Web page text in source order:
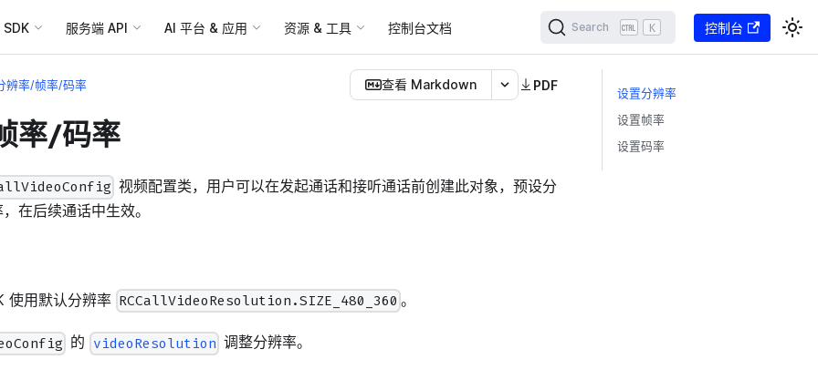
服务端 API AI 平台 & 应用 资源 & 工具 控制台文档 Search K 控制台
辨率/帧率/码率 查看 Markdown PDF
率/码率
视频配置类，用户可以在发起通话和接听通话前创建此对象，预设分
在后续通话中生效。
使用默认分辨率 RCCallVideoResolution.SIZE_480_360 。
的 videoResolution 调整分辨率。
设置分辨率
设置帧率
设置码率